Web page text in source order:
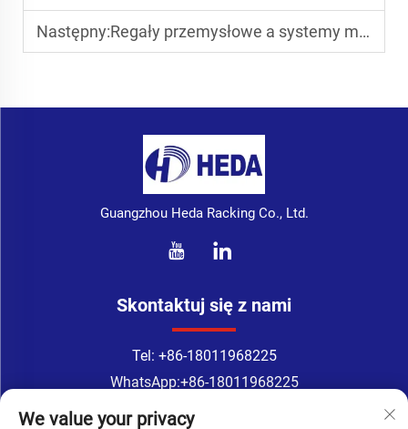
Następny:Regały przemysłowe a systemy magazynowe: Jak wybrać odpowiednie rozwiązanie do przechowywania
Guangzhou Heda Racking Co., Ltd.
Skontaktuj się z nami
Tel: +86-18011968225
WhatsApp:+86-18011968225
E-mail:
We value your privacy